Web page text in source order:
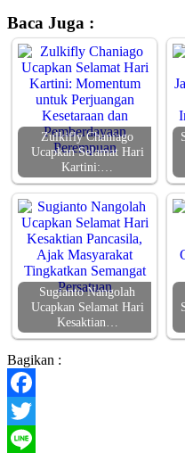
Baca Juga :
Zulkifly Chaniago
Ucapkan Selamat Hari
Kartini:…
Sugianto Nangolah
Ucapkan Selamat Hari
Kesaktian…
Bagikan :
Facebook
Twitter